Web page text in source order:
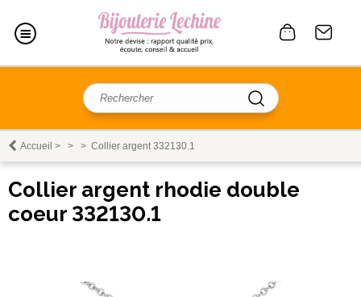
Accueil > > > Collier argent 332130.1
Collier argent rhodie double
coeur 332130.1